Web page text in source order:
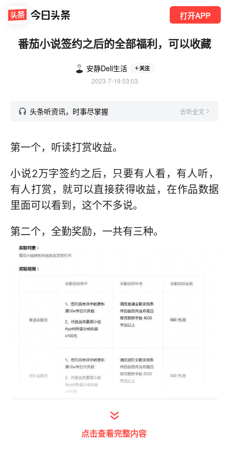
打开APP
番茄小说签约之后的全部福利，可以收藏
安静Dell生活 关注
2023-7-19 03:03
头条听资讯，时事尽掌握 去听全文
第一个，听读打赏收益。
小说2万字签约之后，只要有人看，有人听，
有人打赏，就可以直接获得收益，在作品数据
里面可以看到，这个不多说。
第二个，全勤奖励，一共有三种。
如图所示，再满十万字的次月，就是这个月满
点击查看完整内容